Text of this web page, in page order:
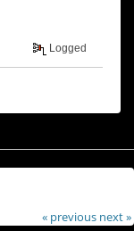
Logged
« previous next »